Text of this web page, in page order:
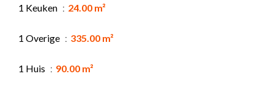
1 Keuken 24.00 m²
1 Overige 335.00 m²
1 Huis 90.00 m²